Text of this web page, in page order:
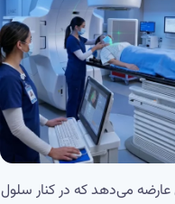
عارضه می‌دهد که در کنار سلول